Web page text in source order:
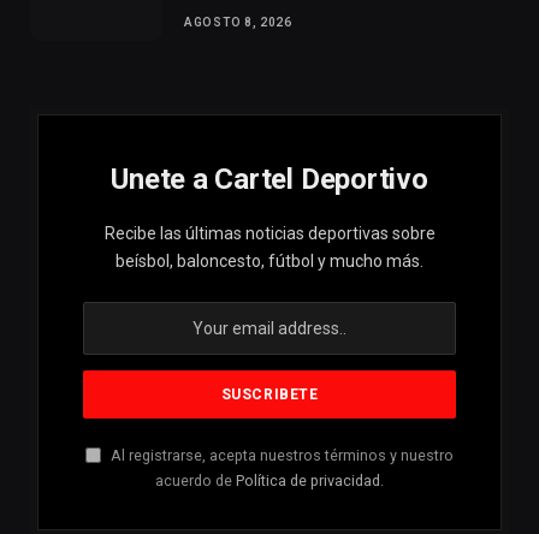
AGOSTO 8, 2026
Unete a Cartel Deportivo
Recibe las últimas noticias deportivas sobre
beísbol, baloncesto, fútbol y mucho más.
Al registrarse, acepta nuestros términos y nuestro
acuerdo de Política de privacidad .